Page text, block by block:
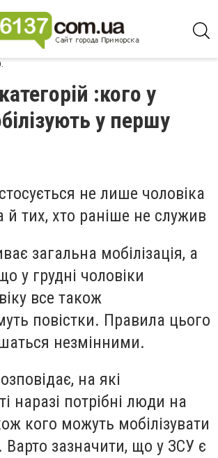
:кого у
у першу
не лише чоловіка
й тих, хто раніше не служив
загальна мобілізація, а
у грудні чоловіки
все також
повістки. Правила цього
незмінними.
на які
наразі потрібні люди на
кого можуть мобілізувати
зазначити, що у ЗСУ є